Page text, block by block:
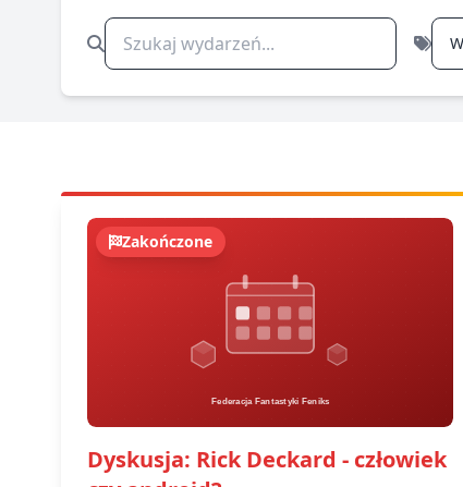
Zakończone
Dyskusja: Rick Deckard - człowiek